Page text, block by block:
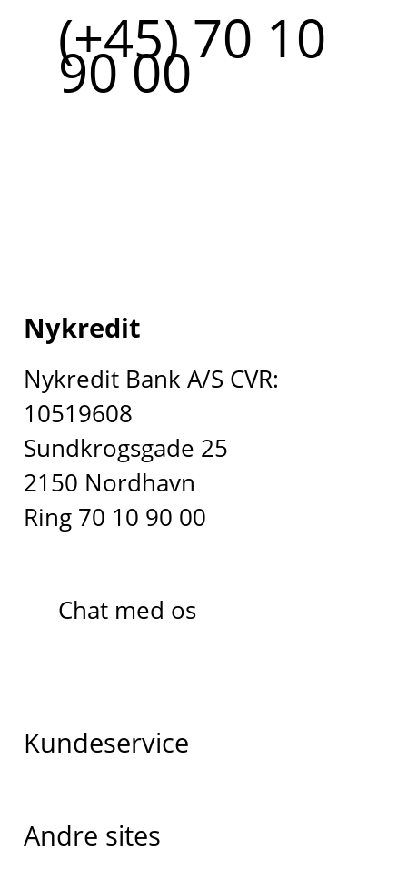
(+45) 70 10
90 00
Nykredit
Nykredit Bank A/S CVR:
10519608
Sundkrogsgade 25
2150 Nordhavn
Ring 70 10 90 00
Chat med os
Kundeservice
Andre sites